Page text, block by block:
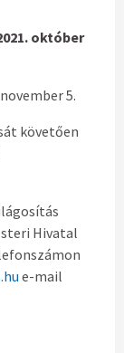
október
5.
követően
Hivatal
e-mail